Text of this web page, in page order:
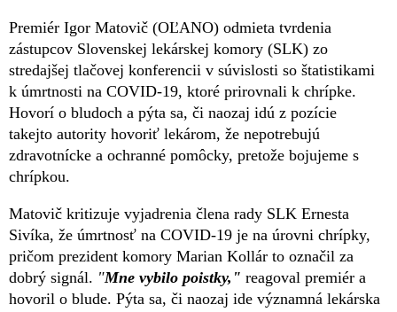
Premiér Igor Matovič (OĽANO) odmieta tvrdenia
zástupcov Slovenskej lekárskej komory (SLK) zo
stredajšej tlačovej konferencii v súvislosti so štatistikami
k úmrtnosti na COVID-19, ktoré prirovnali k chrípke.
Hovorí o bludoch a pýta sa, či naozaj idú z pozície
takejto autority hovoriť lekárom, že nepotrebujú
zdravotnícke a ochranné pomôcky, pretože bojujeme s
chrípkou.
Matovič kritizuje vyjadrenia člena rady SLK Ernesta
Sivíka, že úmrtnosť na COVID-19 je na úrovni chrípky,
pričom prezident komory Marian Kollár to označil za
dobrý signál. "Mne vybilo poistky," reagoval premiér a
hovoril o blude. Pýta sa, či naozaj ide významná lekárska